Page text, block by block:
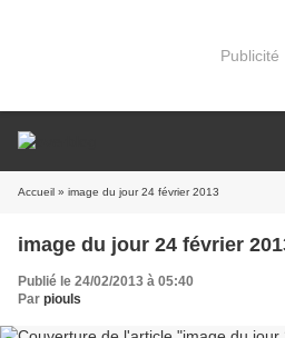
Publicité
Accueil » image du jour 24 février 2013
image du jour 24 février
Publié le 24/02/2013 à 05:40
Par piouls